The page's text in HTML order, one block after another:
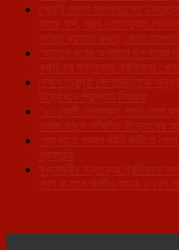
খোয়াই জেলা হাসপাতালের
আছে নার্স, স্বল্প বেতনভূক্ত
পর্যন্ত ব্যবহার করছে জেলা
‘সনাতন ধর্মের অপমানে চুপ
কুরুচিকর মন্তব্যের প্রতিবাদে
দক্ষিণ ত্রিপুরা জেলাভিত্তিক
উদ্বোধনে প্রাক্তন বিধায়ক
‘১০ কোটি নেশামুক্ত শপথ মেগা
সমাজ গঠনে সম্মিলিত উদ্যোগের
লেফুঙ্গাতে পঞ্চাশ কানি জমিতে
প্রস্তুতি
মুখ্যমন্ত্রীর মন্তব্যের প্রতিবাদে
পূরণ না হলে জাতীয় সড়ক ও রেল